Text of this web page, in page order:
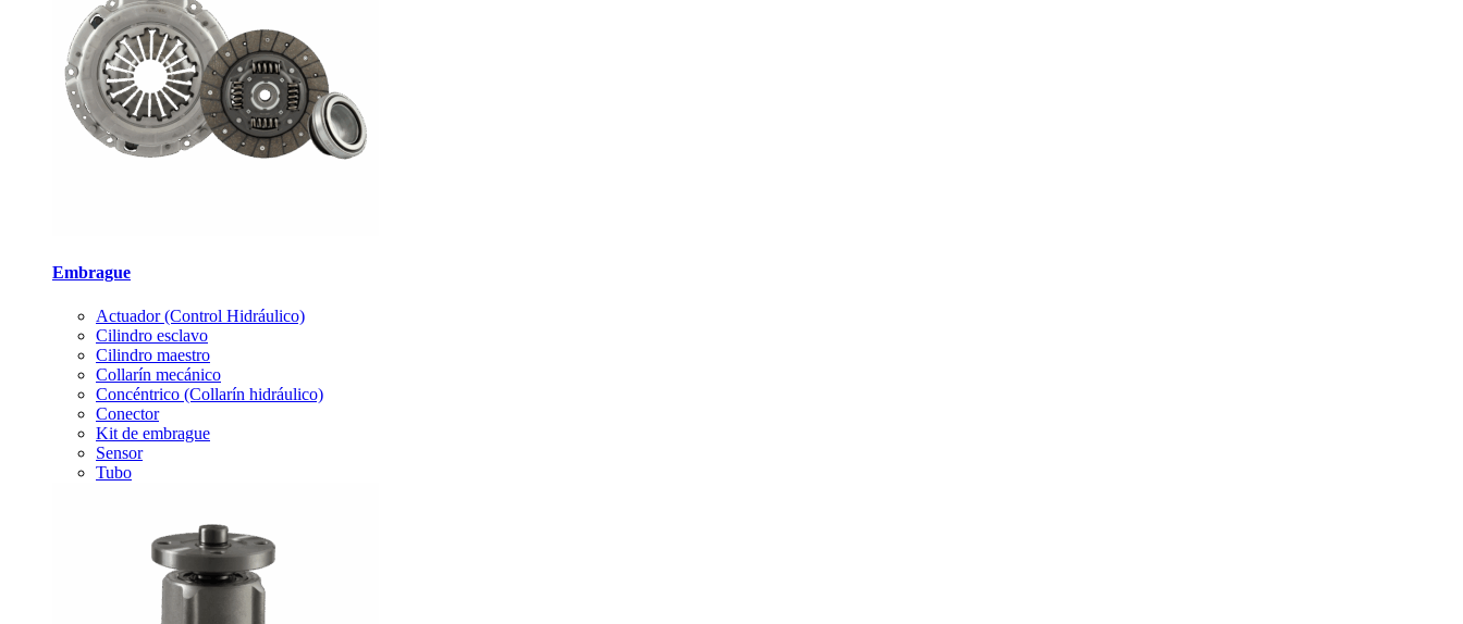
Embrague
Actuador (Control Hidráulico)
Cilindro esclavo
Cilindro maestro
Collarín mecánico
Concéntrico (Collarín hidráulico)
Conector
Kit de embrague
Sensor
Tubo